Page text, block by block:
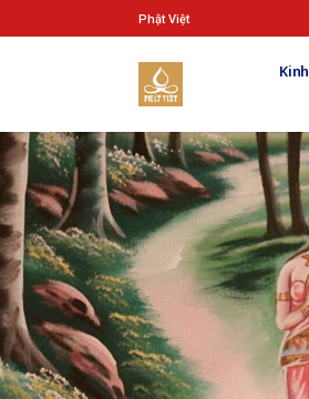
Phật Việt
Kinh